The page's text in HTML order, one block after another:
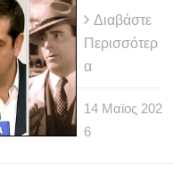
Διαβάστε
Περισσότερ
α
14 Μαϊος 202
6